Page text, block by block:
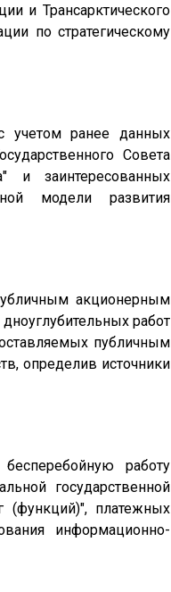
и Трансарктического
по стратегическому
учетом ранее данных
Совета
заинтересованных
модели развития
акционерным
работ
публичным
определив источники
работу
государственной
(функций)", платежных
информационно-